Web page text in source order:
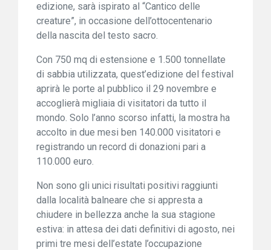
edizione, sarà ispirato al “Cantico delle
creature”, in occasione dell’ottocentenario
della nascita del testo sacro.
Con 750 mq di estensione e 1.500 tonnellate
di sabbia utilizzata, quest’edizione del festival
aprirà le porte al pubblico il 29 novembre e
accoglierà migliaia di visitatori da tutto il
mondo. Solo l’anno scorso infatti, la mostra ha
accolto in due mesi ben 140.000 visitatori e
registrando un record di donazioni pari a
110.000 euro.
Non sono gli unici risultati positivi raggiunti
dalla località balneare che si appresta a
chiudere in bellezza anche la sua stagione
estiva: in attesa dei dati definitivi di agosto, nei
primi tre mesi dell’estate l’occupazione